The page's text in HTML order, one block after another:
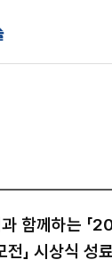
함께하는 「
전」 시상식 성료